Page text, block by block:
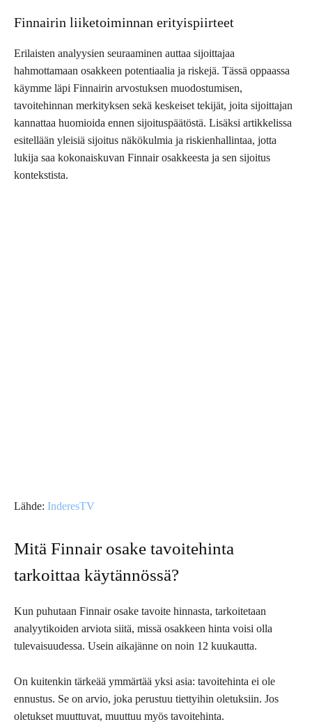
Finnairin liiketoiminnan erityispiirteet
Erilaisten analyysien seuraaminen auttaa sijoittajaa
hahmottamaan osakkeen potentiaalia ja riskejä. Tässä oppaassa
käymme läpi Finnairin arvostuksen muodostumisen,
tavoitehinnan merkityksen sekä keskeiset tekijät, joita sijoittajan
kannattaa huomioida ennen sijoituspäätöstä. Lisäksi artikkelissa
esitellään yleisiä sijoitus näkökulmia ja riskienhallintaa, jotta
lukija saa kokonaiskuvan Finnair osakkeesta ja sen sijoitus
kontekstista.
Lähde: InderesTV
Mitä Finnair osake tavoitehinta
tarkoittaa käytännössä?
Kun puhutaan Finnair osake tavoite hinnasta, tarkoitetaan
analyytikoiden arviota siitä, missä osakkeen hinta voisi olla
tulevaisuudessa. Usein aikajänne on noin 12 kuukautta.
On kuitenkin tärkeää ymmärtää yksi asia: tavoitehinta ei ole
ennustus. Se on arvio, joka perustuu tiettyihin oletuksiin. Jos
oletukset muuttuvat, muuttuu myös tavoitehinta.